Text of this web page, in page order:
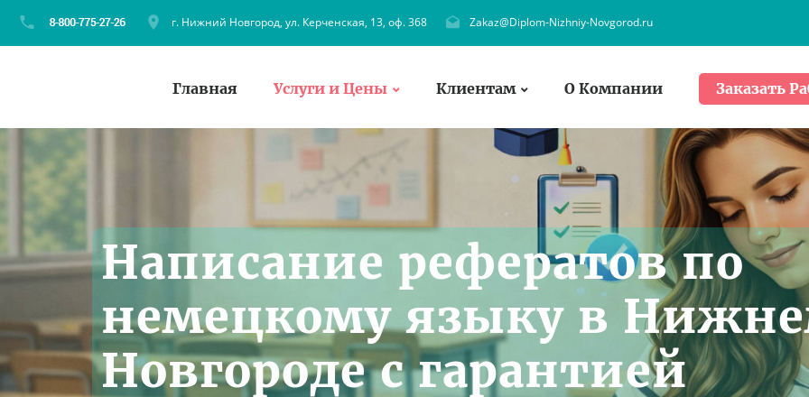
г. Нижний Новгород, ул. Керченская, 13, оф. 368 Zakaz@Diplom-Nizhniy-Novgorod.ru
Главная Услуги и Цены Клиентам О Компании Заказать
Написание рефератов по
немецкому языку в
Новгороде с гарантией